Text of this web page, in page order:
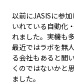
以前にJASISに参
いれている自動化
れました。実機も
最近ではラボを無
る会社もあると聞
くのではないかと
ました。